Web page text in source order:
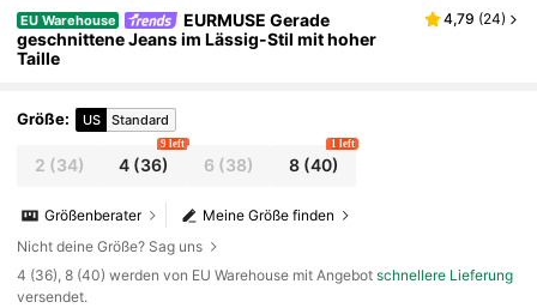
EU Warehouse
EURMUSE Gerade
geschnittene Jeans im Lässig-Stil mit hoher
Taille
4,79 (24)
Größe: US Standard
2 (34) 4 (36)
9 left
6 (38) 8(40)
1 left
Meine Größe finden
Größenberater
Nicht deine Größe? Sag uns
​4 (36), 8 (40) werden von EU Warehouse mit Angebotschnellere Lieferung
versendet.